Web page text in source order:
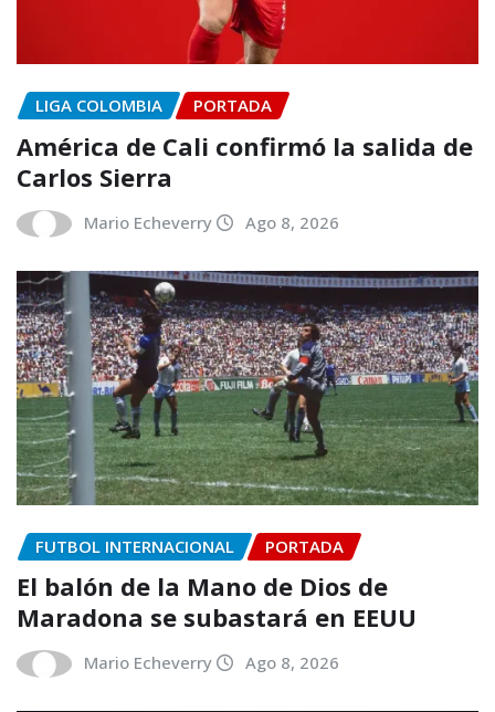
LIGA COLOMBIA PORTADA
América de Cali confirmó la salida de
Carlos Sierra
Mario Echeverry Ago 8, 2026
FUTBOL INTERNACIONAL PORTADA
El balón de la Mano de Dios de
Maradona se subastará en EEUU
Mario Echeverry Ago 8, 2026